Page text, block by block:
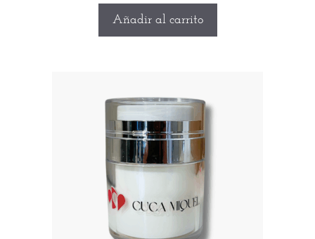
Añadir al carrito